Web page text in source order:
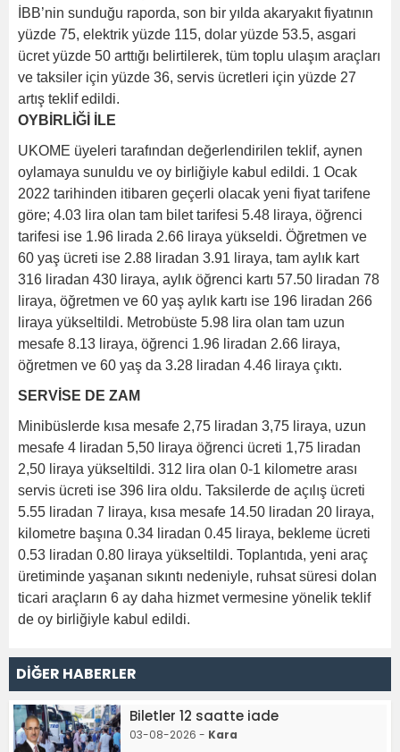
İBB’nin sunduğu raporda, son bir yılda akaryakıt fiyatının
yüzde 75, elektrik yüzde 115, dolar yüzde 53.5, asgari
ücret yüzde 50 arttığı belirtilerek, tüm toplu ulaşım araçları
ve taksiler için yüzde 36, servis ücretleri için yüzde 27
artış teklif edildi.
OYBİRLİĞİ İLE
UKOME üyeleri tarafından değerlendirilen teklif, aynen
oylamaya sunuldu ve oy birliğiyle kabul edildi. 1 Ocak
2022 tarihinden itibaren geçerli olacak yeni fiyat tarifene
göre; 4.03 lira olan tam bilet tarifesi 5.48 liraya, öğrenci
tarifesi ise 1.96 lirada 2.66 liraya yükseldi. Öğretmen ve
60 yaş ücreti ise 2.88 liradan 3.91 liraya, tam aylık kart
316 liradan 430 liraya, aylık öğrenci kartı 57.50 liradan 78
liraya, öğretmen ve 60 yaş aylık kartı ise 196 liradan 266
liraya yükseltildi. Metrobüste 5.98 lira olan tam uzun
mesafe 8.13 liraya, öğrenci 1.96 liradan 2.66 liraya,
öğretmen ve 60 yaş da 3.28 liradan 4.46 liraya çıktı.
SERVİSE DE ZAM
Minibüslerde kısa mesafe 2,75 liradan 3,75 liraya, uzun
mesafe 4 liradan 5,50 liraya öğrenci ücreti 1,75 liradan
2,50 liraya yükseltildi. 312 lira olan 0-1 kilometre arası
servis ücreti ise 396 lira oldu. Taksilerde de açılış ücreti
5.55 liradan 7 liraya, kısa mesafe 14.50 liradan 20 liraya,
kilometre başına 0.34 liradan 0.45 liraya, bekleme ücreti
0.53 liradan 0.80 liraya yükseltildi. Toplantıda, yeni araç
üretiminde yaşanan sıkıntı nedeniyle, ruhsat süresi dolan
ticari araçların 6 ay daha hizmet vermesine yönelik teklif
de oy birliğiyle kabul edildi.
DİĞER HABERLER
Biletler 12 saatte iade
03-08-2026 - Kara